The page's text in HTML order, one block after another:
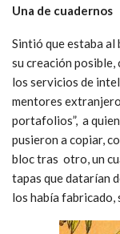
Una de cuadernos
Sintió que estaba al
su creación posible,
los servicios de
mentores
portafolios”, a
pusieron a copiar,
bloc tras otro, un
tapas que datarían
los había fabricado,